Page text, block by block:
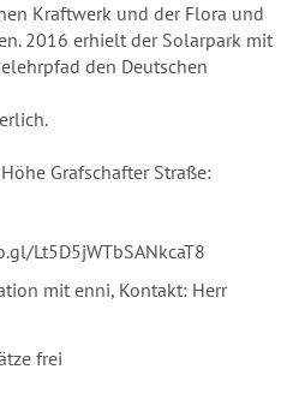
Kraftwerk und der Flora und
2016 erhielt der Solarpark mit
den Deutschen
Grafschafter Straße:
Lt5D5jWTbSANkcaT8
mit enni, Kontakt: Herr
frei